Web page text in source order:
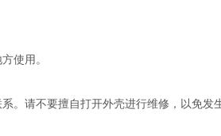
使用。
。请不要擅自打开外壳进行维修，以免发